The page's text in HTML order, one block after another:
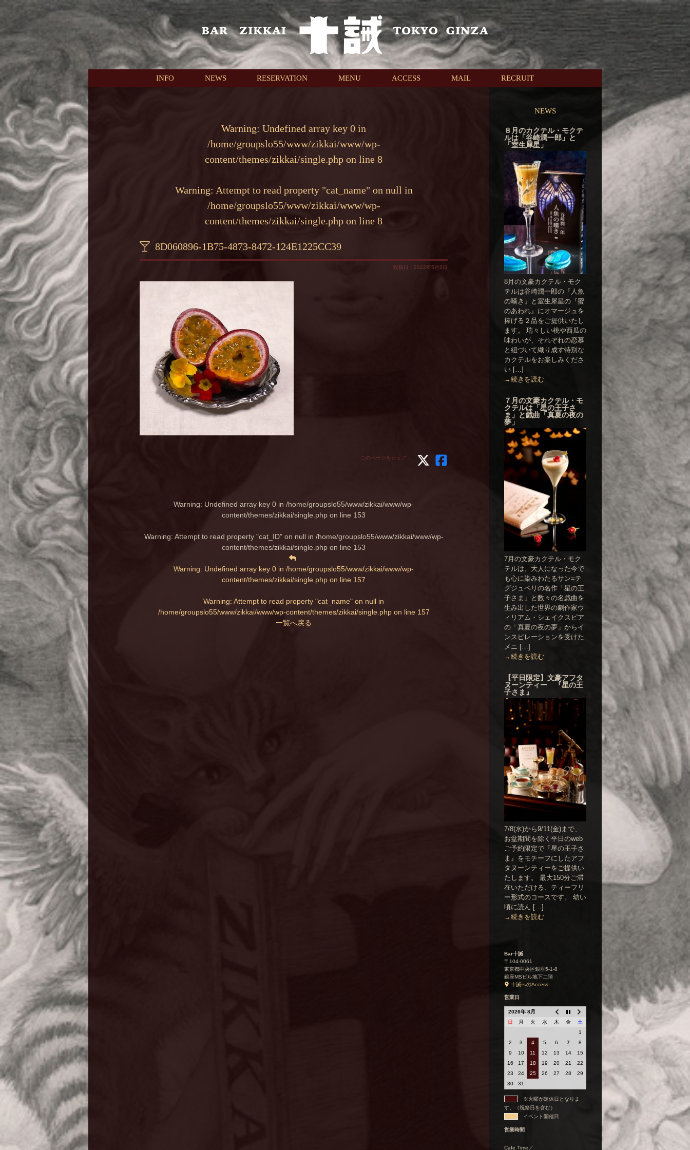
本文へスキップ
INFO NEWS RESERVATION MENU ACCESS MAIL RECRUIT
Warning: Undefined array key 0 in
/home/groupslo55/www/zikkai/www/wp-
content/themes/zikkai/single.php on line 8
Warning: Attempt to read property "cat_name" on null in
/home/groupslo55/www/zikkai/www/wp-
content/themes/zikkai/single.php on line 8
8D060896-1B75-4873-8472-124E1225CC39
投稿日：2022年5月2日
このページをシェア：
Warning: Undefined array key 0 in /home/groupslo55/www/zikkai/www/wp-
content/themes/zikkai/single.php on line 153
Warning: Attempt to read property "cat_ID" on null in /home/groupslo55/www/zikkai/www/wp-
content/themes/zikkai/single.php on line 153
Warning: Undefined array key 0 in /home/groupslo55/www/zikkai/www/wp-
content/themes/zikkai/single.php on line 157
Warning: Attempt to read property "cat_name" on null in
/home/groupslo55/www/zikkai/www/wp-content/themes/zikkai/single.phpon line 157
一覧へ戻る
NEWS
８月のカクテル・モクテ
ルは「谷崎潤一郎」と
「室生犀星」
8月の文豪カクテル・モク
テルは谷崎潤一郎の『人魚
の嘆き』と室生犀星の『蜜
のあわれ』にオマージュを
捧げる２品をご提供いたし
ます。 瑞々しい桃や西瓜の
味わいが、それぞれの恋慕
と紐づいて織り成す特別な
カクテルをお楽しみくださ
い […]
→続きを読む
７月の文豪カクテル・モ
クテルは「星の王子さ
ま」と戯曲「真夏の夜の
夢」
7月の文豪カクテル・モク
テルは、大人になった今で
も心に染みわたるサン=テ
グジュペリの名作「星の王
子さま」と数々の名戯曲を
生み出した世界の劇作家ウ
ィリアム・シェイクスピア
の「真夏の夜の夢」からイ
ンスピレーションを受けた
メニ […]
→続きを読む
【平日限定】文豪アフタ
ヌーンティー 『星の王
子さま』
7/8(水)から9/11(金)まで、
お盆期間を除く平日のweb
ご予約限定で『星の王子さ
ま』をモチーフにしたアフ
タヌーンティーをご提供い
たします。 最大150分ご滞
在いただける、ティーフリ
ー形式のコースです。 幼い
頃に読ん […]
→続きを読む
Bar十誡
〒104-0061
東京都中央区銀座5-1-8
銀座MSビル地下二階
十誡へのAccess
営業日
2026年 8月
日
月 火 水 木 金
土
1
2
3 4 5 6 7
8
9
10 11 12 13 14
15
16
17 18 19 20 21
22
23
24 25 26 27 28
29
30
31
※火曜が定休日となりま
す。（祝祭日を含む）
イベント開催日
営業時間
Cafe Time／